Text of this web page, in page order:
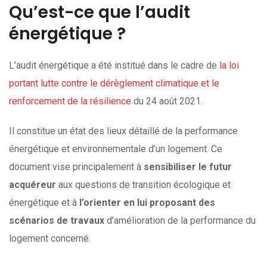
Qu’est-ce que l’audit
énergétique ?
L’audit énergétique a été institué dans le cadre de la loi
portant lutte contre le dérèglement climatique et le
renforcement de la résilience du 24 août 2021.
Il constitue un état des lieux détaillé de la performance
énergétique et environnementale d’un logement. Ce
document vise principalement à sensibiliser le futur
acquéreur aux questions de transition écologique et
énergétique et à l’orienter en lui proposant des
scénarios de travaux d’amélioration de la performance du
logement concerné.